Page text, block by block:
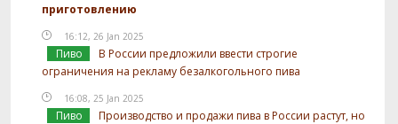
приготовлению
16:12, 26 Jan 2025
Пиво
В России предложили ввести строгие
ограничения на рекламу безалкогольного пива
16:08, 25 Jan 2025
Пиво
Производство и продажи пива в России растут, но